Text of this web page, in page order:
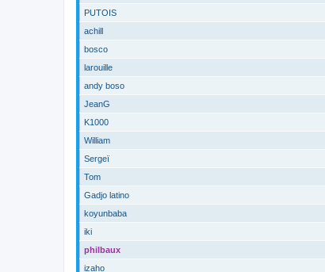
PUTOIS
achill
bosco
larouille
andy boso
JeanG
K1000
William
Sergeï
Tom
Gadjo latino
koyunbaba
iki
philbaux
izaho